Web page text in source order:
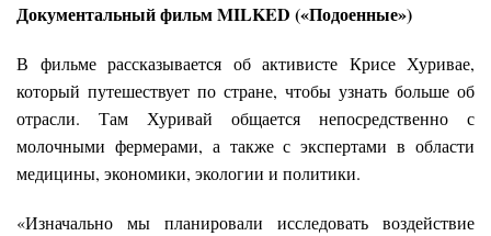
Документальный фильм MILKED («Подоенные»)
В фильме рассказывается об активисте Крисе Хуривае,
который путешествует по стране, чтобы узнать больше об
отрасли. Там Хуривай общается непосредственно с
молочными фермерами, а также с экспертами в области
медицины, экономики, экологии и политики.
«Изначально мы планировали исследовать воздействие